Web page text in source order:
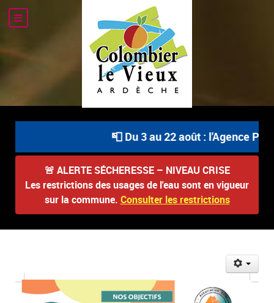
📮 Du 3 au 22 août : l'Agence
🚨 ALERTE SÉCHERESSE – NIVEAU CRISE
Les restrictions des usages de l'eau sont en vigueur
sur la commune. Consulter les restrictions